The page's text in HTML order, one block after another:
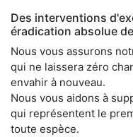
Des interventions
éradication absolue
Nous vous assurons
qui ne laissera zéro
envahir à nouveau.
Nous vous aidons à
qui représentent le
toute espèce.